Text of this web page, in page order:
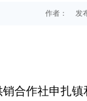
作者： 发
合作社申扎